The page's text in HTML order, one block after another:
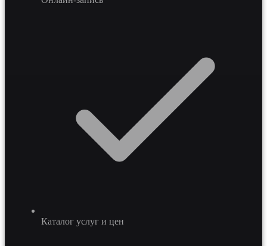
Каталог услуг и цен